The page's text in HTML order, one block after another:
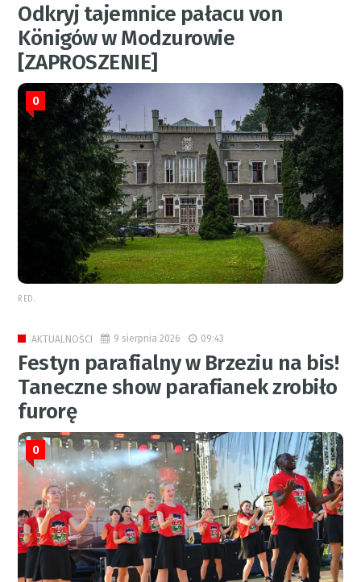
Odkryj tajemnice pałacu von
Königów w Modzurowie
[ZAPROSZENIE]
0
RED.
AKTUALNOŚCI 9 sierpnia 2026 09:43
Festyn parafialny w Brzeziu na bis!
Taneczne show parafianek zrobiło
furorę
0